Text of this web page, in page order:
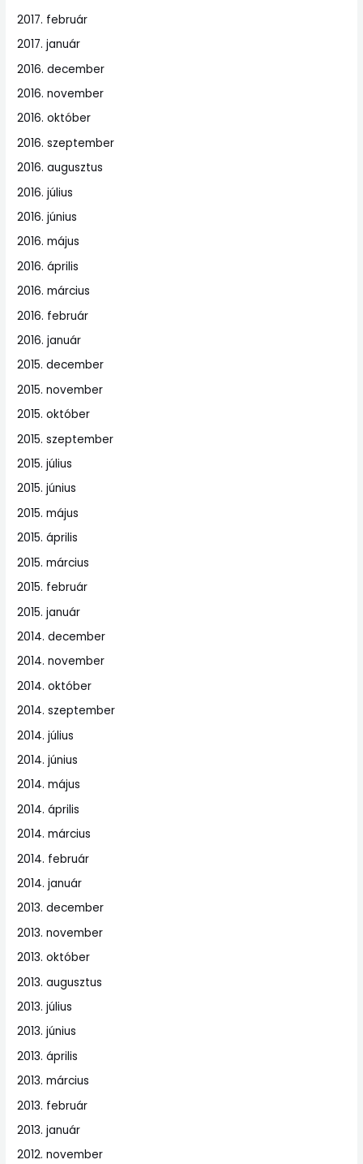
2017. február
2017. január
2016. december
2016. november
2016. október
2016. szeptember
2016. augusztus
2016. július
2016. június
2016. május
2016. április
2016. március
2016. február
2016. január
2015. december
2015. november
2015. október
2015. szeptember
2015. július
2015. június
2015. május
2015. április
2015. március
2015. február
2015. január
2014. december
2014. november
2014. október
2014. szeptember
2014. július
2014. június
2014. május
2014. április
2014. március
2014. február
2014. január
2013. december
2013. november
2013. október
2013. augusztus
2013. július
2013. június
2013. április
2013. március
2013. február
2013. január
2012. november